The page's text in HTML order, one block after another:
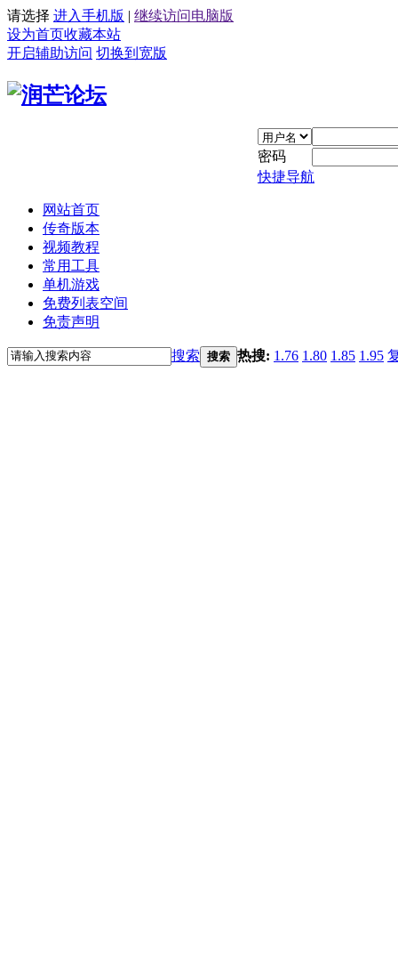
请选择 进入手机版 | 继续访问电脑版
设为首页收藏本站
开启辅助访问 切换到宽版
密码
快捷导航
网站首页
传奇版本
视频教程
常用工具
单机游戏
免费列表空间
免责声明
搜索 搜索 热搜: 1.76 1.80 1.85 1.95